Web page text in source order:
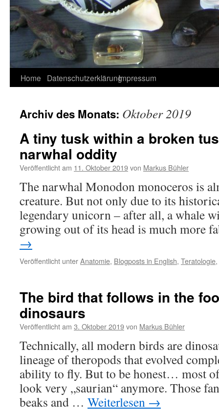
Home DatenschutzerklärungImpressum
Archiv des Monats: Oktober 2019
A tiny tusk within a broken
narwhal oddity
Veröffentlicht am 11. Oktober 2019von Markus Bühler
The narwhal Monodon monoceros is
creature. But not only due to its
legendary unicorn – after all, a whale
growing out of its head is much more
→
Veröffentlicht unterAnatomie, Blogposts in English, Teratologie,
The bird that follows in the
dinosaurs
Veröffentlicht am 3. Oktober 2019von Markus Bühler
Technically, all modern birds are
lineage of theropods that evolved
ability to fly. But to be honest… most
look very „saurian“ anymore. Those
beaks and … Weiterlesen →